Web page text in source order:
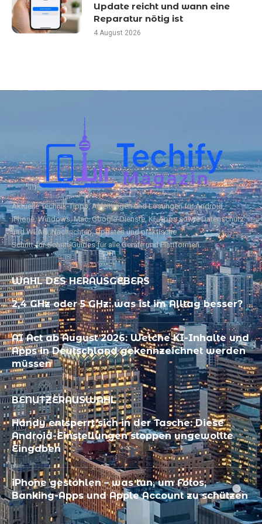
Update reicht und wann eine
Reparatur nötig ist
4 August 2026
Aktuelle Technik‑Tipps, Anleitungen und Lösungen für Android,
iPhone, Windows, Mac, Google‑Dienste, KI, Apps sowie Datenschutz
und WLAN. Nachrichten, Updates und praktische
Schritt‑für‑Schritt‑Guides für alle Geräte und Plattformen.
WAHL DES HERAUSGEBERS
2,4 GHz oder 5 GHz: was ist im Alltag besser?
AI Act ab August 2026: Welche KI-Inhalte und
Apps in Deutschland gekennzeichnet werden
müssen
BENUTZERAUSWAHL
Handy entsperrt sich in der Tasche: Diese
Android-Einstellungen stoppen ungewollte
Eingaben
iPhone gestohlen – was tun, um Fotos,
Banking-Apps und Apple Account zu schützen